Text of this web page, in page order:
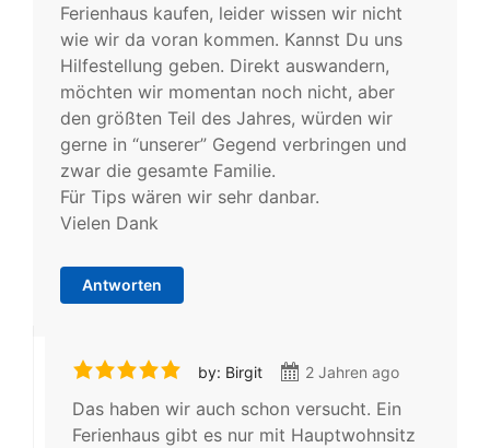
Ferienhaus kaufen, leider wissen wir nicht
wie wir da voran kommen. Kannst Du uns
Hilfestellung geben. Direkt auswandern,
möchten wir momentan noch nicht, aber
den größten Teil des Jahres, würden wir
gerne in “unserer” Gegend verbringen und
zwar die gesamte Familie.
Für Tips wären wir sehr danbar.
Vielen Dank
Antworten
by: Birgit 2 Jahren ago
Das haben wir auch schon versucht. Ein
Ferienhaus gibt es nur mit Hauptwohnsitz